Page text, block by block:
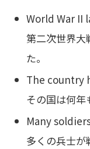
World War II
第二次世界大
た。
The country
その国は何年
Many
多くの兵士が